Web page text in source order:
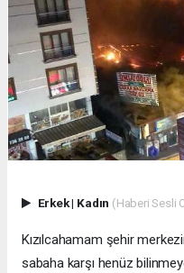
Erkek| Kadın (Haberi Sesli
Kızılcahamam şehir
sabaha karşı henüz